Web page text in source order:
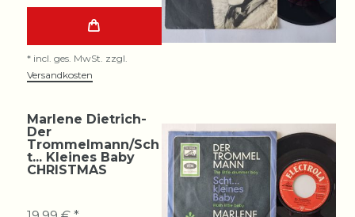
* incl. ges. MwSt. zzgl.
Versandkosten
Marlene Dietrich-
Der
Trommelmann/Sch
t... Kleines Baby
CHRISTMAS